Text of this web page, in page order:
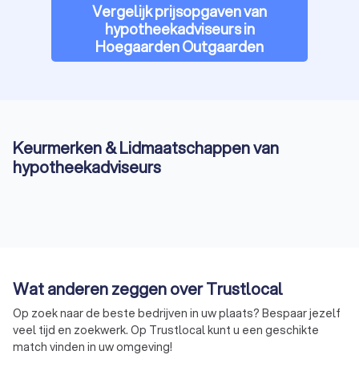
Vergelijk prijsopgaven van
hypotheekadviseurs in
Hoegaarden Outgaarden
Keurmerken & Lidmaatschappen van
hypotheekadviseurs
Wat anderen zeggen over Trustlocal
Op zoek naar de beste bedrijven in uw plaats? Bespaar jezelf
veel tijd en zoekwerk. Op Trustlocal kunt u een geschikte
match vinden in uw omgeving!